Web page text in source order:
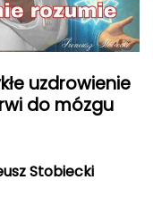
uzdrowienie
do mózgu
Stobiecki